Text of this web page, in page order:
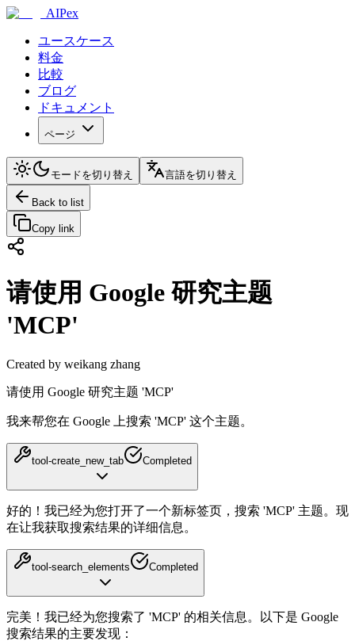
AIPex
ユースケース
料金
比較
ブログ
ドキュメント
ページ
モードを切り替え 言語を切り替え
Back to list
Copy link
请使用 Google 研究主题
'MCP'
Created by weikang zhang
请使用 Google 研究主题 'MCP'
我来帮您在 Google 上搜索 'MCP' 这个主题。
tool-create_new_tab Completed
好的！我已经为您打开了一个新标签页，搜索 'MCP' 主题。现
在让我获取搜索结果的详细信息。
tool-search_elements Completed
完美！我已经为您搜索了 'MCP' 的相关信息。以下是 Google
搜索结果的主要发现：